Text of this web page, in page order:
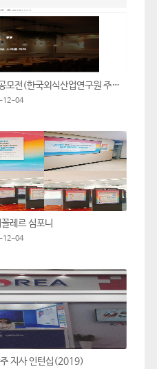
[2019 외식경영스타] 아이디어 공모전(한국외식산업연구원 주관) 우수상 수상!
12-04
레르 심포니
12-04
지사 인턴십(2019)